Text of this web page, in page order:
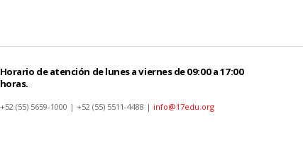
Horario de atención de lunes a viernes de 09:00 a 17:00
horas.
+52 (55) 5659-1000 | +52 (55) 5511-4488 | info@17edu.org